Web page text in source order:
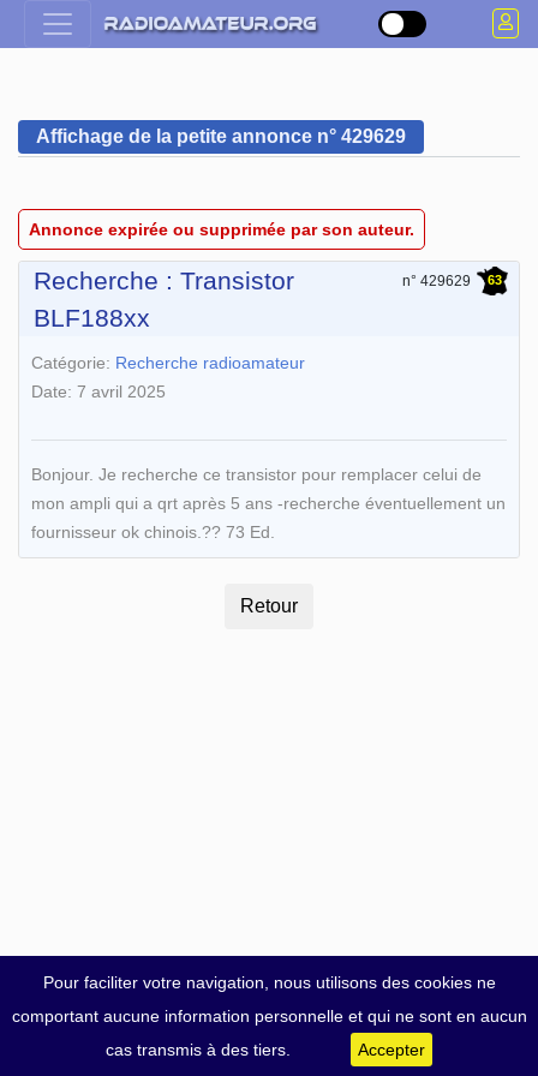
Pour faciliter votre navigation, nous utilisons des cookies ne
comportant aucune information personnelle et qui ne sont en aucun
cas transmis à des tiers.
Accepter
Affichage de la petite annonce n° 429629
Annonce expirée ou supprimée par son auteur.
Recherche : Transistor
BLF188xx
n° 429629 63
Catégorie: Recherche radioamateur
Date: 7 avril 2025
Bonjour. Je recherche ce transistor pour remplacer celui de
mon ampli qui a qrt après 5 ans -recherche éventuellement un
fournisseur ok chinois.?? 73 Ed.